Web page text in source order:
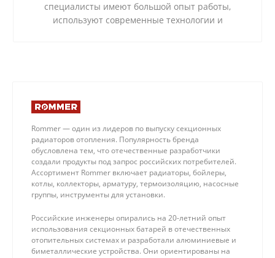
специалисты имеют большой опыт работы,
используют современные технологии и
Rommer — один из лидеров по выпуску секционных
радиаторов отопления. Популярность бренда
обусловлена тем, что отечественные разработчики
создали продукты под запрос российских потребителей.
Ассортимент Rommer включает радиаторы, бойлеры,
котлы, коллекторы, арматуру, термоизоляцию, насосные
группы, инструменты для установки.
Российские инженеры опирались на 20-летний опыт
использования секционных батарей в отечественных
отопительных системах и разработали алюминиевые и
биметаллические устройства. Они ориентированы на